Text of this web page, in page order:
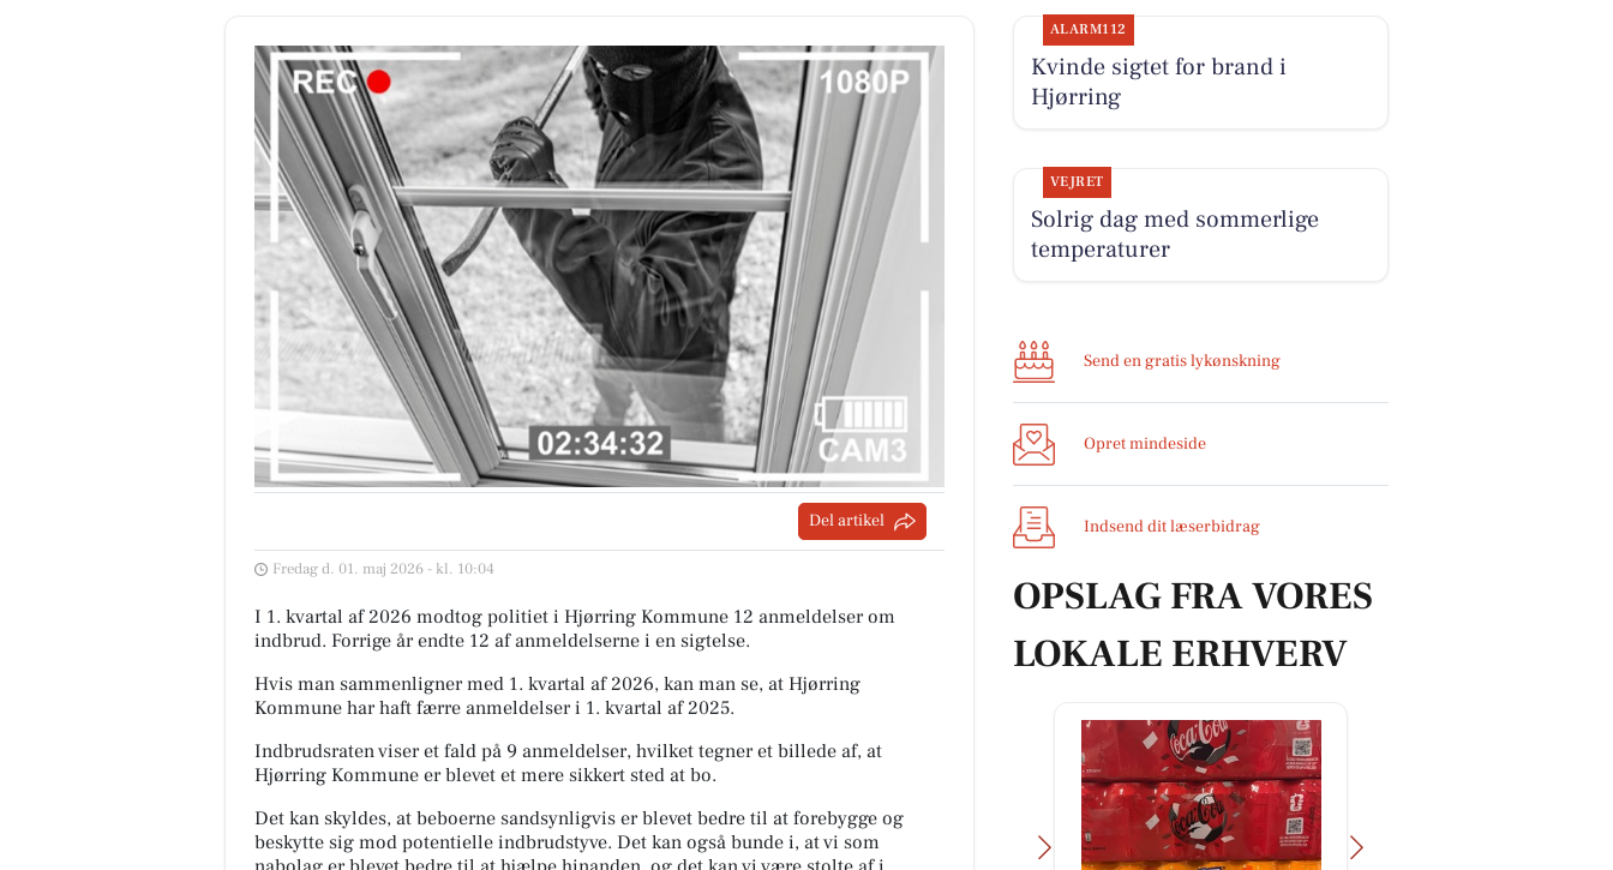
Del artikel
Fredag d. 01. maj 2026 - kl. 10:04
I 1. kvartal af 2026 modtog politiet i Hjørring Kommune 12 anmeldelser om
indbrud. Forrige år endte 12 af anmeldelserne i en sigtelse.
Hvis man sammenligner med 1. kvartal af 2026, kan man se, at Hjørring
Kommune har haft færre anmeldelser i 1. kvartal af 2025.
Indbrudsraten viser et fald på 9 anmeldelser, hvilket tegner et billede af, at
Hjørring Kommune er blevet et mere sikkert sted at bo.
Det kan skyldes, at beboerne sandsynligvis er blevet bedre til at forebygge og
beskytte sig mod potentielle indbrudstyve. Det kan også bunde i, at vi som
ALARM112
Kvinde sigtet for brand i
Hjørring
VEJRET
Solrig dag med sommerlige
temperaturer
Send en gratis lykønskning
Opret mindeside
Indsend dit læserbidrag
OPSLAG FRA VORES
LOKALE ERHVERV